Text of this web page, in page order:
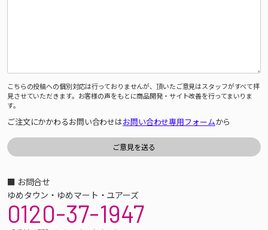
こちらの投稿への個別対応は行っておりませんが、頂いたご意見はスタッフがすべて拝
見させていただきます。お客様の声をもとに商品開発・サイト改善を行ってまいりま
す。
ご注文にかかわるお問い合わせはお問い合わせ専用フォームから
■ お問合せ
ゆめタウン・ゆめマート・ユアーズ
0120-37-1947